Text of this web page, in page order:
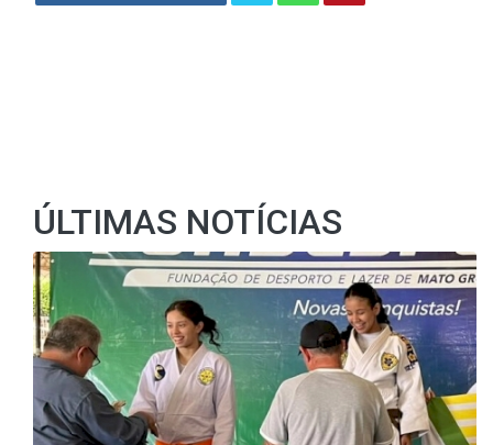
ÚLTIMAS NOTÍCIAS